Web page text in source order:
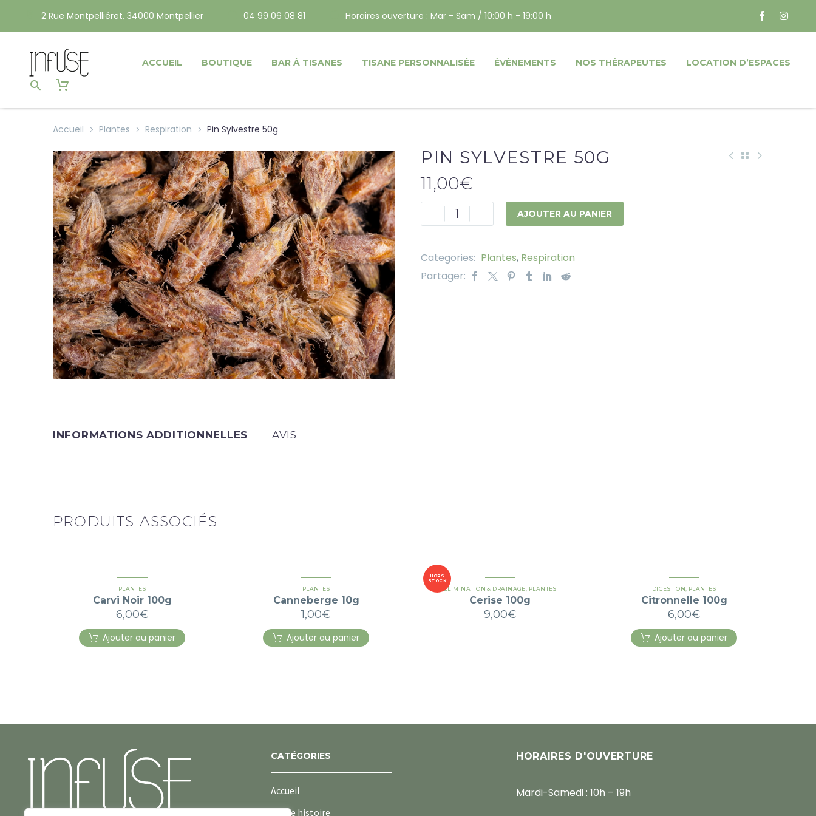
2 Rue Montpelliéret, 34000 Montpellier 04 99 06 08 81 Horaires ouverture : Mar - Sam / 10:00 h - 19:00 h
ACCUEIL BOUTIQUE BAR À TISANES TISANE PERSONNALISÉE ÉVÈNEMENTS NOS THÉRAPEUTES LOCATION D’ESPACES
Accueil Plantes Respiration Pin Sylvestre 50g
PIN SYLVESTRE 50G
11,00€
- + AJOUTER AU PANIER
Categories: Plantes, Respiration
Partager:
INFORMATIONS ADDITIONNELLES AVIS
PRODUITS ASSOCIÉS
PLANTES
Carvi Noir 100g
6,00€
Ajouter au panier
PLANTES
Canneberge 10g
1,00€
Ajouter au panier
HORS
STOCK
ÉLIMINATION & DRAINAGE, PLANTES
Cerise 100g
9,00€
DIGESTION, PLANTES
Citronnelle 100g
6,00€
Ajouter au panier
CATÉGORIES
Accueil
Notre histoire
HORAIRES D'OUVERTURE
Mardi-Samedi : 10h – 19h